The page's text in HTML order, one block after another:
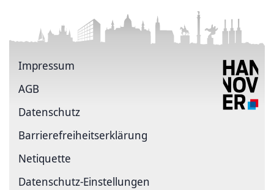
Impressum
AGB
Datenschutz
Barrierefreiheitserklärung
Netiquette
Datenschutz-Einstellungen